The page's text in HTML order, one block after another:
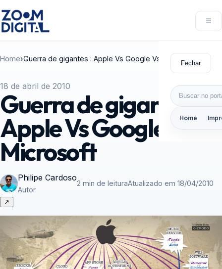
☰
Fechar
Buscar por:
Home
Home›Guerra de gigantes : Apple Vs Google Vs Microsoft
18 de abril de 2010
Guerra de gigantes :
Apple Vs Google Vs
Microsoft
Philipe Cardoso
Autor
2 min de leituraAtualizado em 18/04/2010
↗